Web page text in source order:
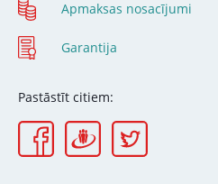
Apmaksas nosacījumi
Garantija
Pastāstīt citiem: